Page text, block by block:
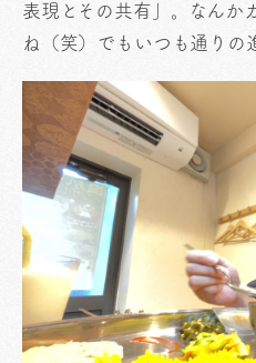
表現とその共有」。なんか
ね（笑）でもいつも通りの